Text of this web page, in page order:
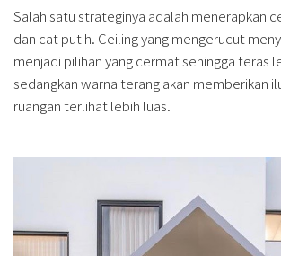
Salah satu strateginya adalah menerapkan
dan cat putih. Ceiling yang mengerucut
menjadi pilihan yang cermat sehingga teras
sedangkan warna terang akan memberikan
ruangan terlihat lebih luas.